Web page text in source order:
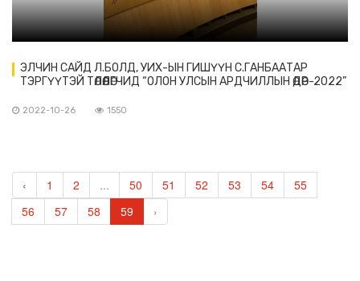
ЭЛЧИН САЙД Л.БОЛД, УИХ-ЫН ГИШҮҮН С.ГАНБААТАР
ТЭРГҮҮТЭЙ ТӨЛӨӨЛӨГЧИД “ОЛОН УЛСЫН АРДЧИЛЛЫН ӨДӨР-2022”
2022-10-26 1550
‹ 1 2 ... 50 51 52 53 54
55
56
57 58 59 ›